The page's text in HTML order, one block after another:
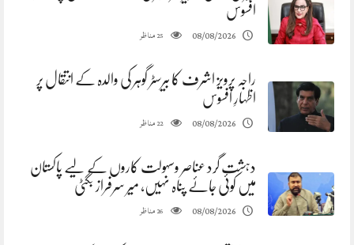
افسوس
08/08/2026
25مناظر
راجہ پرویز اشرف کا بیرسٹر گوہر کی والدہ کے انتقال پر
اظہارِ افسوس
08/08/2026
22مناظر
دہشت گرد عناصر وسہولت کاروں کے لیے پاکستان
میں کوئی جائے پناہ نہیں، میر سرفراز بگٹی
08/08/2026
26مناظر